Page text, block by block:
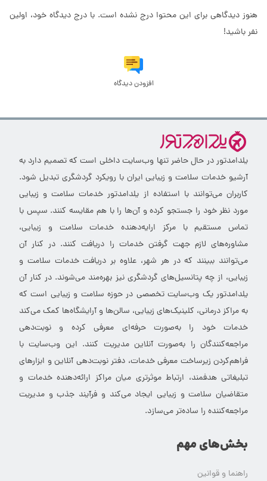
هنوز دیدگاهی برای این محتوا درج نشده است. با درج دیدگاه خود، اولین
نفر باشید!
افزودن دیدگاه
یلدامدتور در حال حاضر تنها وب‌سایت داخلی است که تصمیم دارد به
آرشیو خدمات سلامت و زیبایی ایران با رویکرد گردشگری تبدیل شود.
کاربران می‌توانند با استفاده از یلدامدتور خدمات سلامت و زیبایی
مورد نظر خود را جستجو کرده و آن‌ها را با هم مقایسه کنند. سپس با
تماس مستقیم با مرکز ارایه‌دهنده خدمات سلامت و زیبایی،
مشاوره‌های لازم جهت گرفتن خدمات را دریافت کنند. در کنار آن
می‌توانند ببینند که در هر شهر، علاوه بر دریافت خدمات سلامت و
زیبایی، از چه پتانسیل‌های گردشگری نیز بهره‌مند می‌شوند. در کنار آن
یلدامدتور یک وب‌سایت تخصصی در حوزه سلامت و زیبایی است که
به مراکز درمانی، کلینیک‌های زیبایی، سالن‌ها و آرایشگاه‌ها کمک می‌کند
خدمات خود را به‌صورت حرفه‌ای معرفی کرده و نوبت‌دهی
مراجعه‌کنندگان را به‌صورت آنلاین مدیریت کنند. این وب‌سایت با
فراهم‌کردن زیرساخت معرفی خدمات، دفتر نوبت‌دهی آنلاین و ابزارهای
تبلیغاتی هدفمند، ارتباط موثرتری میان مراکز ارائه‌دهنده خدمات و
متقاضیان سلامت و زیبایی ایجاد می‌کند و فرآیند جذب و مدیریت
مراجعه‌کننده را ساده‌تر می‌سازد.
بخش‌های مهم
راهنما و قوانین